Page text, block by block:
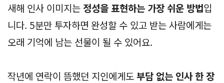
새해 인사 이미지는 정성을 표현하는 가장 쉬운 방법입
니다. 5분만 투자하면 완성할 수 있고 받는 사람에게는
오래 기억에 남는 선물이 될 수 있어요.
작년에 연락이 뜸했던 지인에게도부담 없는 인사 한 장